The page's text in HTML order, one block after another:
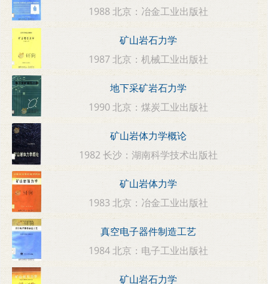
1988 北京：冶金工业出版社
矿山岩石力学
1987 北京：机械工业出版社
地下采矿岩石力学
1990 北京：煤炭工业出版社
矿山岩体力学概论
1982 长沙：湖南科学技术出版社
矿山岩体力学
1983 北京：冶金工业出版社
真空电子器件制造工艺
1984 北京：电子工业出版社
矿山岩石力学